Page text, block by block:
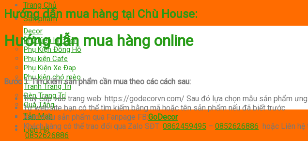
Trang Chủ
Sản phẩm
Decor
Phụ Kiện Hi-Tech
Phụ Kiện Đồng Hồ
Phụ kiện Cafe
Phụ Kiện Xe Đạp
Phụ kiện chó mèo
Tranh Trang Trí
Đèn Trang Trí
Quà Tặng
Tản Mạn
Liên Hệ
Hướng dẫn mua hàng tại Chù House:
Hướng dẫn mua hàng online
Bước 1: Tìm kiếm sản phẩm cần mua theo các cách sau:
Truy cập vào trang web: https://godecorvn.com/ Sau đó lựa chọn mẫu sản phẩm ưng
Từ website bạn có thể tìm kiếm bằng mã hoặc tên sản phẩm nếu đã biết trước
Xem mẫu sản phẩm qua Fanpage FB:GoDecor
Khách hàng có thể trao đổi qua Zalo SĐT: 0862459495 – 0852626886 hoặc Liên
0852626886